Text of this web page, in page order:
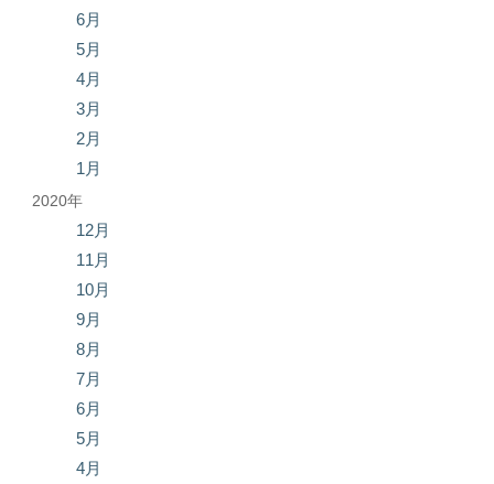
6月
5月
4月
3月
2月
1月
2020年
12月
11月
10月
9月
8月
7月
6月
5月
4月